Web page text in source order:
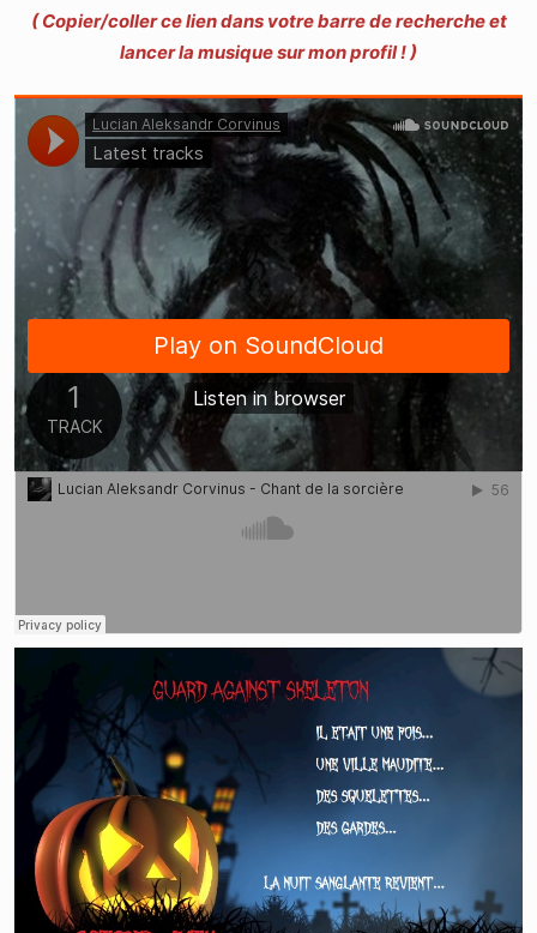
( Copier/coller ce lien dans votre barre de recherche et
lancer la musique sur mon profil ! )